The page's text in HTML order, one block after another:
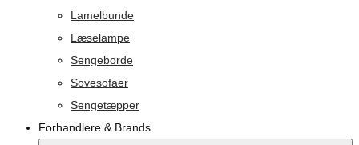
Lamelbunde
Læselampe
Sengeborde
Sovesofaer
Sengetæpper
Forhandlere & Brands